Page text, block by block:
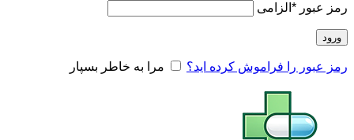
رمز عبور * الزامی
ورود
رمز عبور را فراموش کرده اید؟ مرا به خاطر بسپار